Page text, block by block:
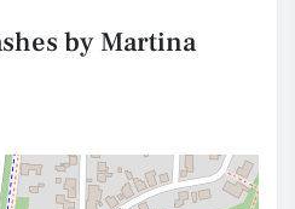
by Martina